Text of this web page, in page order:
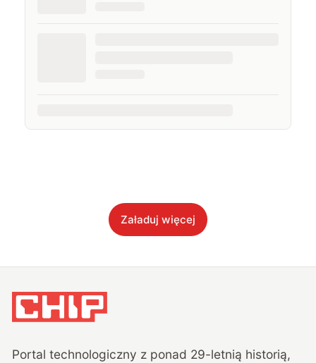
Załaduj więcej
Portal technologiczny z ponad 29-letnią historią,